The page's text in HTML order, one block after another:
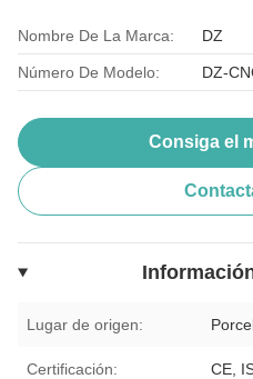
Nombre De La Marca: DZ
Número De Modelo: DZ-
Consiga el
Lugar de origen:
Certificación: CE,